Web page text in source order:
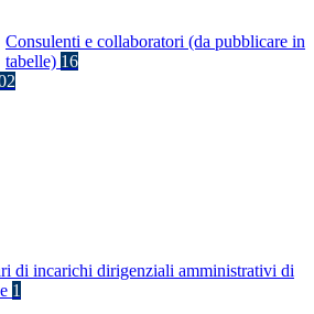
Consulenti e collaboratori (da pubblicare in
tabelle) 16
di incarichi dirigenziali amministrativi di
1